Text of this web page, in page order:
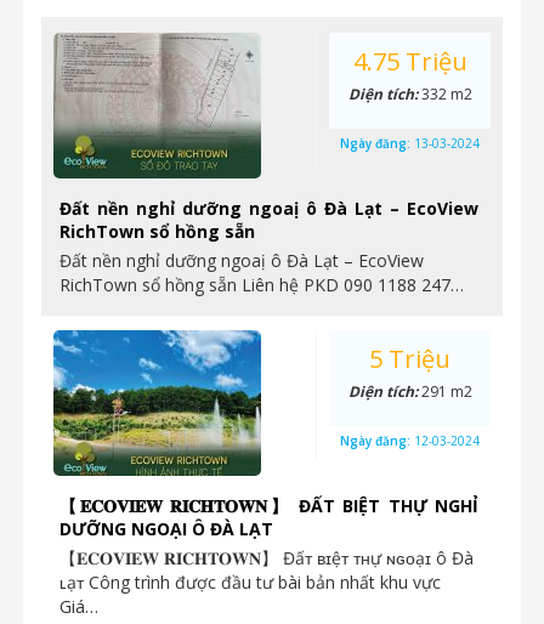
Đất nền nghỉ dưỡng ngoaị ô Đà Lạt – EcoView
RichTown sổ hồng sẵn
Đất nền nghỉ dưỡng ngoaị ô Đà Lạt – EcoView
RichTown sổ hồng sẵn Liên hệ PKD 090 1188 247…
4.75 Triệu
Diện tích:332 m2
Ngày đăng: 13-03-2024
【𝐄𝐂𝐎𝐕𝐈𝐄𝐖 𝐑𝐈𝐂𝐇𝐓𝐎𝐖𝐍】 ĐẤT BIỆT THỰ NGHỈ
DƯỠNG NGOẠI Ô ĐÀ LẠT
【𝐄𝐂𝐎𝐕𝐈𝐄𝐖 𝐑𝐈𝐂𝐇𝐓𝐎𝐖𝐍】 Đấᴛ ʙɪệᴛ ᴛʜự ɴɢᴏạɪ ô Đà
ʟạᴛ Công trình được đầu tư bài bản nhất khu vực
Giá…
5 Triệu
Diện tích:291 m2
Ngày đăng: 12-03-2024